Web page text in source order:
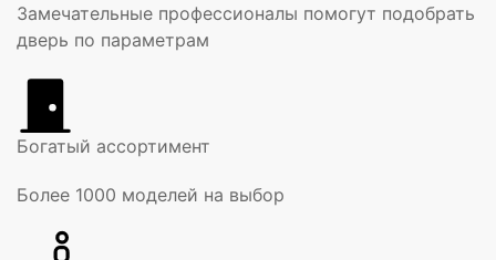
Замечательные профессионалы помогут подобрать
дверь по параметрам
Богатый ассортимент
Более 1000 моделей на выбор